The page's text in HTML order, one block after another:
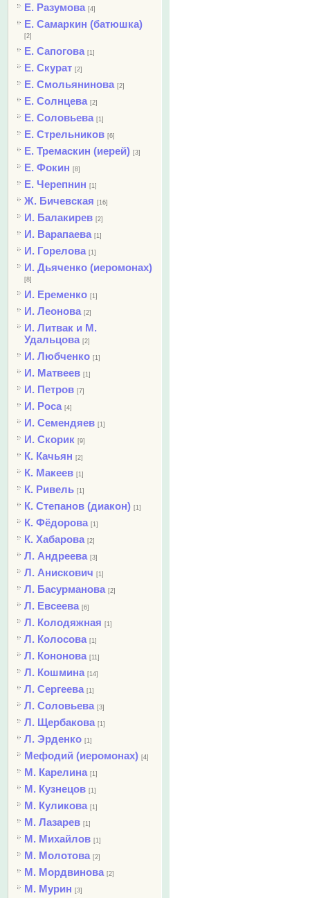
Е. Разумова [4]
Е. Самаркин (батюшка)
[2]
Е. Сапогова [1]
Е. Скурат [2]
Е. Смольянинова [2]
Е. Солнцева [2]
Е. Соловьева [1]
Е. Стрельников [6]
Е. Тремаскин (иерей) [3]
Е. Фокин [8]
Е. Черепнин [1]
Ж. Бичевская [16]
И. Балакирев [2]
И. Варапаева [1]
И. Горелова [1]
И. Дьяченко (иеромонах)
[8]
И. Еременко [1]
И. Леонова [2]
И. Литвак и М.
Удальцова [2]
И. Любченко [1]
И. Матвеев [1]
И. Петров [7]
И. Роса [4]
И. Семендяев [1]
И. Скорик [9]
К. Качьян [2]
К. Макеев [1]
К. Ривель [1]
К. Степанов (диакон) [1]
К. Фёдорова [1]
К. Хабарова [2]
Л. Андреева [3]
Л. Анискович [1]
Л. Басурманова [2]
Л. Евсеева [6]
Л. Колодяжная [1]
Л. Колосова [1]
Л. Кононова [11]
Л. Кошмина [14]
Л. Сергеева [1]
Л. Соловьева [3]
Л. Щербакова [1]
Л. Эрденко [1]
Мефодий (иеромонах) [4]
М. Карелина [1]
М. Кузнецов [1]
М. Куликова [1]
М. Лазарев [1]
М. Михайлов [1]
М. Молотова [2]
М. Мордвинова [2]
М. Мурин [3]